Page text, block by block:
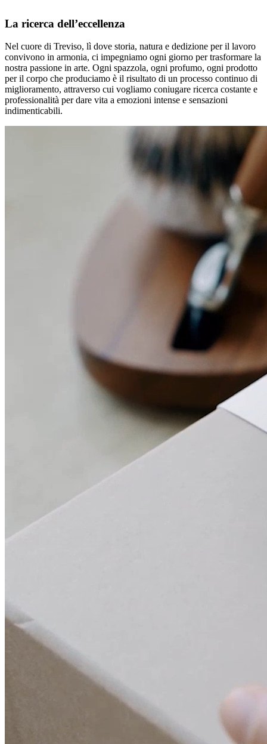
La ricerca dell’eccellenza
Nel cuore di Treviso, lì dove storia, natura e dedizione per il lavoro
convivono in armonia, ci impegniamo ogni giorno per trasformare la
nostra passione in arte. Ogni spazzola, ogni profumo, ogni prodotto
per il corpo che produciamo è il risultato di un processo continuo di
miglioramento, attraverso cui vogliamo coniugare ricerca costante e
professionalità per dare vita a emozioni intense e sensazioni
indimenticabili.